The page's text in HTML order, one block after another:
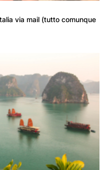
via mail (tutto comunque